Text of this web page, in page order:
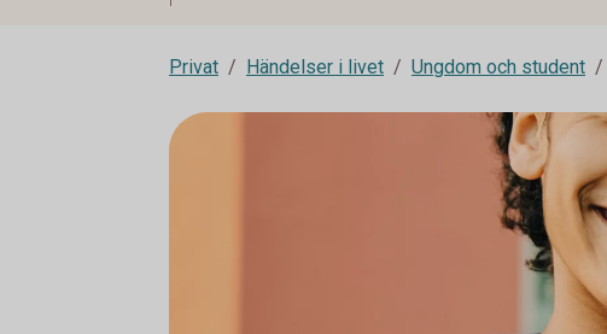
Privat Händelser i livet Ungdom och student